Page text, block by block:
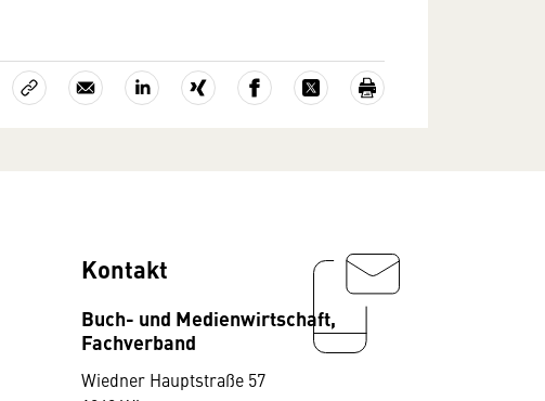
Kontakt
Buch- und Medienwirtschaft,
Fachverband
Wiedner Hauptstraße 57